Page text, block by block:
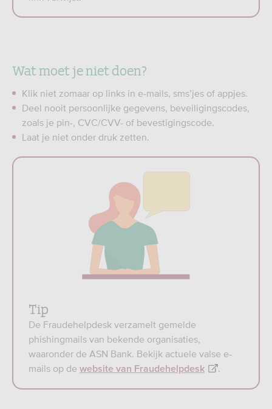
Wat moet je niet doen?
Klik niet zomaar op links in e-mails, sms’jes of appjes.
Deel nooit persoonlijke gegevens, beveiligingscodes,
zoals je pin-, CVC/CVV- of bevestigingscode.
Laat je niet onder druk zetten.
Tip
De Fraudehelpdesk verzamelt gemelde
phishingmails van bekende organisaties,
waaronder de ASN Bank. Bekijk actuele valse e-
mails op de website van Fraudehelpdesk .